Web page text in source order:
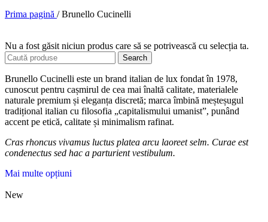
Prima pagină / Brunello Cucinelli
Nu a fost găsit niciun produs care să se potrivească cu selecția ta.
Search
Brunello Cucinelli este un brand italian de lux fondat în 1978,
cunoscut pentru cașmirul de cea mai înaltă calitate, materialele
naturale premium și eleganța discretă; marca îmbină meșteșugul
tradițional italian cu filosofia „capitalismului umanist”, punând
accent pe etică, calitate și minimalism rafinat.
Cras rhoncus vivamus luctus platea arcu laoreet selm. Curae est
condenectus sed hac a parturient vestibulum.
Mai multe opțiuni
New